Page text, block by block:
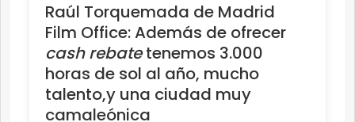
Raúl Torquemada de Madrid
Film Office: Además de ofrecer
cash rebatetenemos 3.000
horas de sol al año, mucho
talento,y una ciudad muy
camaleónica